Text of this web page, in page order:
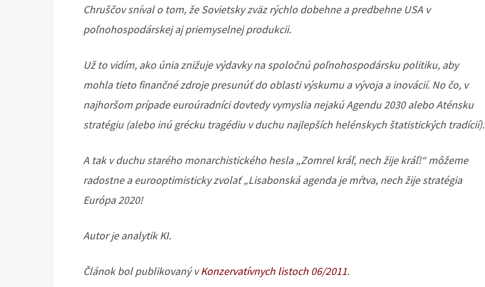
Chruščov sníval o tom, že Sovietsky zväz rýchlo dobehne a predbehne USA v
poľnohospodárskej aj priemyselnej produkcii.
Už to vidím, ako únia znižuje výdavky na spoločnú poľnohospodársku politiku, aby
mohla tieto finančné zdroje presunúť do oblasti výskumu a vývoja a inovácií. No čo, v
najhoršom prípade euroúradníci dovtedy vymyslia nejakú Agendu 2030 alebo Aténsku
stratégiu (alebo inú grécku tragédiu v duchu najlepších helénskych štatistických tradícií).
A tak v duchu starého monarchistického hesla „Zomrel kráľ, nech žije kráľ!“ môžeme
radostne a eurooptimisticky zvolať „Lisabonská agenda je mŕtva, nech žije stratégia
Európa 2020!
Autor je analytik KI.
Článok bol publikovaný vKonzervatívnych listoch 06/2011.